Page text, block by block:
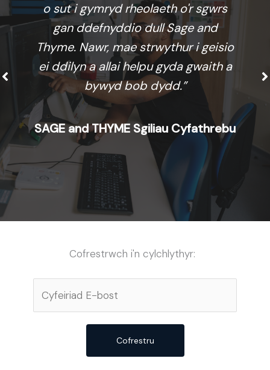
o sut i gymryd rheolaeth o'r sgwrs
gan ddefnyddio dull Sage and
Thyme. Nawr, mae strwythur i geisio
ei ddilyn a allai helpu gyda gwaith a
bywyd bob dydd.”
SAGE and THYME Sgiliau Cyfathrebu
Cofrestrwch i'n cylchlythyr:
Cofrestru